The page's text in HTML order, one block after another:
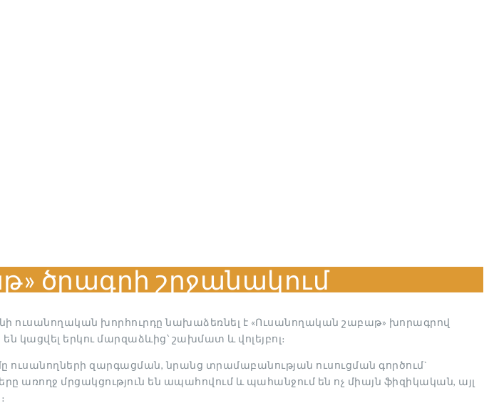
ծրագրի շրջանակում
ուսանողական խորհուրդը նախաձեռնել է «Ուսանողական շաբաթ» խորագրով
կացվել երկու մարզաձևից՝ շախմատ և վոլեյբոլ։
զարգացման, նրանց տրամաբանության ուսուցման գործում`
առողջ մրցակցություն են ապահովում և պահանջում են ոչ միայն ֆիզիկական, այլ